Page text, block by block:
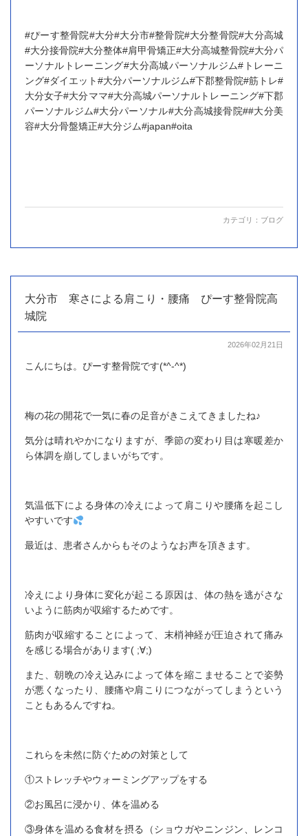
#ぴーす整骨院#大分#大分市#整骨院#大分整骨院#大分高城
#大分接骨院#大分整体#肩甲骨矯正#大分高城整骨院#大分パ
ーソナルトレーニング#大分高城パーソナルジム#トレーニ
ング#ダイエット#大分パーソナルジム#下郡整骨院#筋トレ#
大分女子#大分ママ#大分高城パーソナルトレーニング#下郡
パーソナルジム#大分パーソナル#大分高城接骨院##大分美
容#大分骨盤矯正#大分ジム#japan#oita
カテゴリ： ブログ
大分市 寒さによる肩こり・腰痛 ぴーす整骨院高
城院
2026年02月21日
こんにちは。ぴーす整骨院です(*^-^*)
梅の花の開花で一気に春の足音がきこえてきましたね♪
気分は晴れやかになりますが、季節の変わり目は寒暖差か
ら体調を崩してしまいがちです。
気温低下による身体の冷えによって肩こりや腰痛を起こし
やすいです
最近は、患者さんからもそのようなお声を頂きます。
冷えにより身体に変化が起こる原因は、体の熱を逃がさな
いように筋肉が収縮するためです。
筋肉が収縮することによって、末梢神経が圧迫されて痛み
を感じる場合があります( ;∀;)
また、朝晩の冷え込みによって体を縮こませることで姿勢
が悪くなったり、腰痛や肩こりにつながってしまうという
こともあるんですね。
これらを未然に防ぐための対策として
①ストレッチやウォーミングアップをする
②お風呂に浸かり、体を温める
③身体を温める食材を摂る（ショウガやニンジン、レンコ